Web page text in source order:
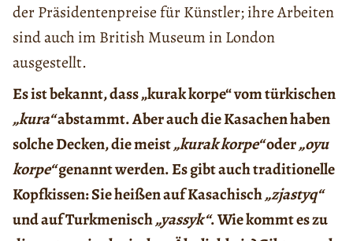
der Präsidentenpreise für Künstler; ihre Arbeiten
sind auch im British Museum in London
ausgestellt.
Es ist bekannt, dass „kurak korpe“ vom türkischen
„kura“abstammt. Aber auch die Kasachen haben
solche Decken, die meist„kurak korpe“oder„oyu
korpe“genannt werden. Es gibt auch traditionelle
Kopfkissen: Sie heißen auf Kasachisch„zjastyq“
und auf Turkmenisch„yassyk“. Wie kommt es zu